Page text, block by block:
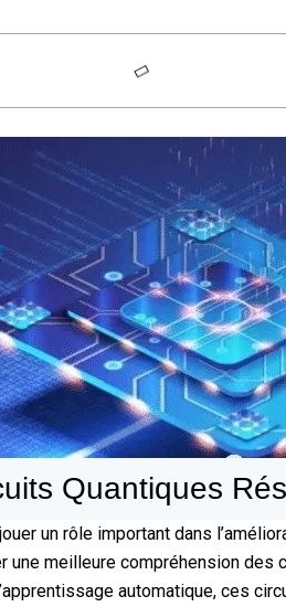
Quantiques
un rôle important dans
meilleure compréhension
automatique, ces